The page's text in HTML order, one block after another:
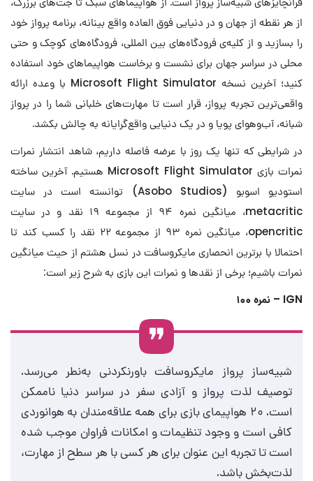
از هر نقطه از جهان و در دنیایی فوق العاده واقع بینانه، برنامه پرواز خود
را بسازید و از کلیه‌ی فرودگاه‌های بین المللی، فرودگاه‌های کوچک و حتی
محلی در سراسر جهان برای نشست و برخاست هواپیماهای خود استفاده
کنید؛ آخرین نسخه Microsoft Flight Simulator با وعده ارائه
واقعی‌ترین تجربه پرواز، قرار است تا مهارت‌های خلبانی شما را در پرواز
شبانه، آب‌وهوای پویا و در یک دنیایی واقع‌گرایانه به چالش بکشد.
در شرایطی که تنها یک روز با عرضه فاصله داریم، شاهد انتشار نمرات
نمرات بازی Microsoft Flight Simulator هستیم. آخرین ساخته
استودیو اسوبو (Asobo Studios) توانسته است در سایت
metacritic، میانگین نمره ۹۴ از مجموعه ۱۹ نقد و در سایت
opencritic، میانگین نمره ۹۳ از مجموعه ۲۲ نقد را کسب کند تا
احتمالا با برترین انحصاری مایکروسافت در نسل هشتم از حیث میانگین
نمرات باشیم؛ برخی از نقد‌ها و نمرات این بازی به شرح زیر است:
IGN – نمره ۱۰۰
شبیه‌ساز پرواز مایکروسافت باورنکردنی به‌نطر می‌رسد.
توصیف لذت پرواز و آزادی سفر در سراسر دنیا ناممکن
است. ۲۰ هواپیمای بازی برای همه علاقه‌مندان به هوانوردی
کافی است و وجود تنظیمات و امکانات فراوان موجب شده
است تا تجربه این عنوان برای هر کسی با هر سطح از مهارت،
لذت‌بخش باشد.